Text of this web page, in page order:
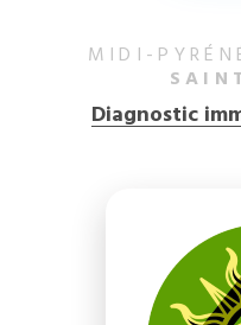
MIDI-
Diagnostic